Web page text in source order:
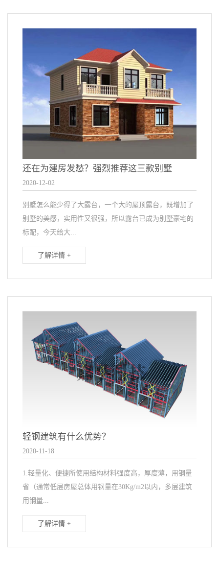
还在为建房发愁？强烈推荐这三款别墅
2020-12-02
别墅怎么能少得了大露台，一个大的屋顶露台，既增加了
别墅的美感，实用性又很强，所以露台已成为别墅豪宅的
标配，今天给大...
了解详情 +
轻钢建筑有什么优势？
2020-11-18
1.轻量化、便捷所使用结构材料强度高，厚度薄，用钢量
省（通常低层房屋总体用钢量在30Kg/m2以内，多层建筑
用钢量...
了解详情 +